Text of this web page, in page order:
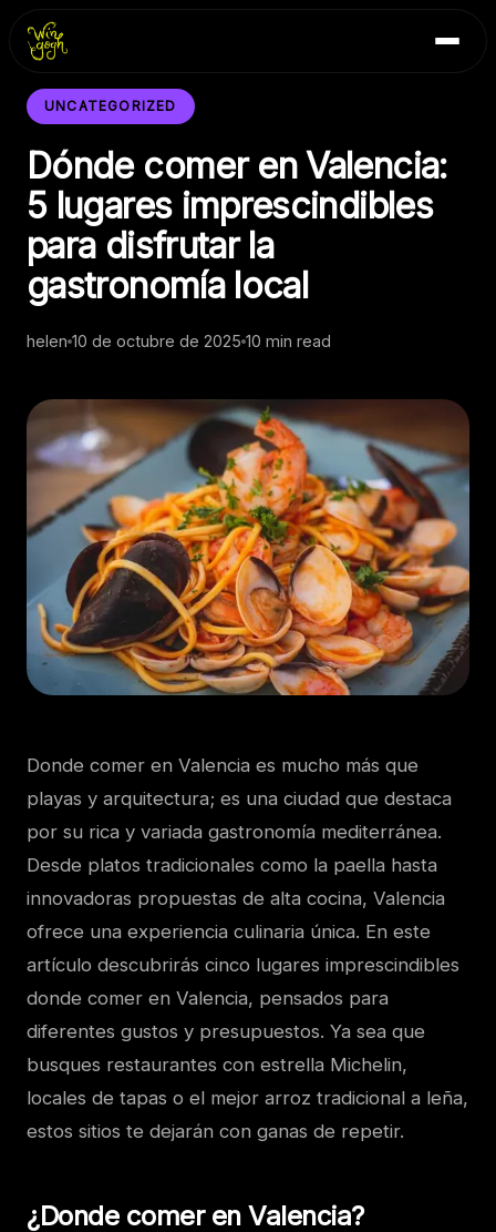
Inicio
Blog
Contacto
UNCATEGORIZED
Dónde comer en Valencia:
5 lugares imprescindibles
para disfrutar la
gastronomía local
helen 10 de octubre de 2025 10 min read
Donde comer en Valencia es mucho más que
playas y arquitectura; es una ciudad que destaca
por su rica y variada gastronomía mediterránea.
Desde platos tradicionales como la paella hasta
innovadoras propuestas de alta cocina, Valencia
ofrece una experiencia culinaria única. En este
artículo descubrirás cinco lugares imprescindibles
donde comer en Valencia, pensados para
diferentes gustos y presupuestos. Ya sea que
busques restaurantes con estrella Michelin,
locales de tapas o el mejor arroz tradicional a leña,
estos sitios te dejarán con ganas de repetir.
¿Donde comer en Valencia?